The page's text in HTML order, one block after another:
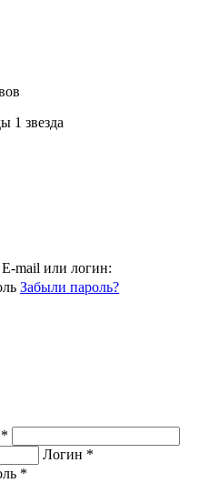
1 звeзда
mail или логин:
Забыли пароль?
Логин *
*